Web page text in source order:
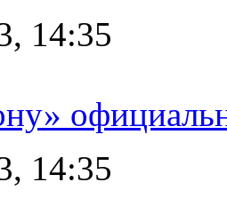
14:35
14:35